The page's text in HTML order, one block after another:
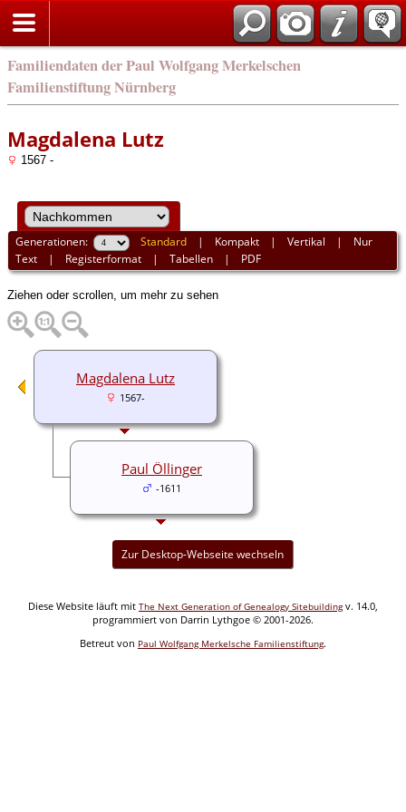
Familiendaten der Paul Wolfgang Merkelschen
Familienstiftung Nürnberg
Magdalena Lutz
1567 -
Generationen: Standard | Kompakt |Vertikal | Nur
Text | Registerformat |Tabellen | PDF
Ziehen oder scrollen, um mehr zu sehen
Magdalena Lutz
1567-
Paul Öllinger
-1611
Zur Desktop-Webseite wechseln
Diese Website läuft mit The Next Generation of Genealogy Sitebuildingv. 14.0,
programmiert von Darrin Lythgoe © 2001-2026.
Betreut von Paul Wolfgang Merkelsche Familienstiftung.